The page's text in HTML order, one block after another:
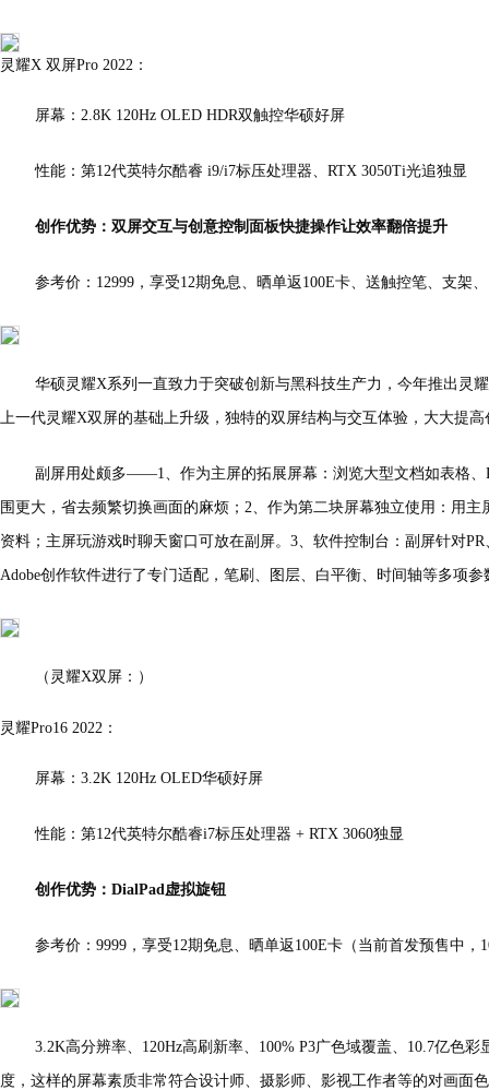
灵耀X 双屏Pro 2022：
屏幕：2.8K 120Hz OLED HDR双触控华硕好屏
性能：第12代英特尔酷睿 i9/i7标压处理器、RTX 3050Ti光追独显
创作优势：双屏交互与创意控制面板快捷操作让效率翻倍提升
参考价：12999，享受12期免息、晒单返100E卡、送触控笔、支架
华硕灵耀X系列一直致力于突破创新与黑科技生产力，今年推出灵
上一代灵耀X双屏的基础上升级，独特的双屏结构与交互体验，大大提高
副屏用处颇多——1、作为主屏的拓展屏幕：浏览大型文档如表格、
围更大，省去频繁切换画面的麻烦；2、作为第二块屏幕独立使用：用
资料；主屏玩游戏时聊天窗口可放在副屏。3、软件控制台：副屏针对
Adobe创作软件进行了专门适配，笔刷、图层、白平衡、时间轴等多项
（灵耀X双屏：）
灵耀Pro16 2022：
屏幕：3.2K 120Hz OLED华硕好屏
性能：第12代英特尔酷睿i7标压处理器 + RTX 3060独显
创作优势：DialPad虚拟旋钮
参考价：9999，享受12期免息、晒单返100E卡（当前首发预售中，
3.2K高分辨率、120Hz高刷新率、100% P3广色域覆盖、10.7亿色彩
度，这样的屏幕素质非常符合设计师、摄影师、影视工作者等的对画面